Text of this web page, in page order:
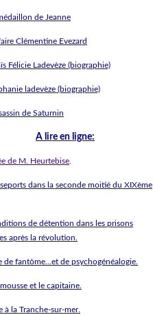
de Jeanne
Clémentine Evezard
Félicie Ladevèze (biographie)
ladevèze (biographie)
de Saturnin
A l ire en ligne:
de M. Heurtebise.
dans la seconde moitié du XIXème
de détention dans les prisons
après la révolution.
de fantôme...et de psychogénéalogie.
et le capitaine.
à la Tranche-sur-mer.